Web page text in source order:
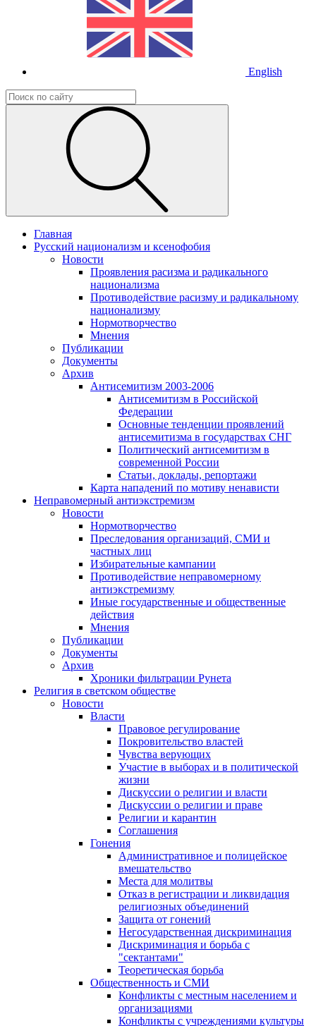
English
Главная
Русский национализм и ксенофобия
Новости
Проявления расизма и радикального
национализма
Противодействие расизму и радикальному
национализму
Нормотворчество
Мнения
Публикации
Документы
Архив
Антисемитизм 2003-2006
Антисемитизм в Российской
Федерации
Основные тенденции проявлений
антисемитизма в государствах СНГ
Политический антисемитизм в
современной России
Статьи, доклады, репортажи
Карта нападений по мотиву ненависти
Неправомерный антиэкстремизм
Новости
Нормотворчество
Преследования организаций, СМИ и
частных лиц
Избирательные кампании
Противодействие неправомерному
антиэкстремизму
Иные государственные и общественные
действия
Мнения
Публикации
Документы
Архив
Хроники фильтрации Рунета
Религия в светском обществе
Новости
Власти
Правовое регулирование
Покровительство властей
Чувства верующих
Участие в выборах и в политической
жизни
Дискуссии о религии и власти
Дискуссии о религии и праве
Религии и карантин
Соглашения
Гонения
Административное и полицейское
вмешательство
Места для молитвы
Отказ в регистрации и ликвидация
религиозных объединений
Защита от гонений
Негосударственная дискриминация
Дискриминация и борьба с
"сектантами"
Теоретическая борьба
Общественность и СМИ
Конфликты с местным населением и
организациями
Конфликты с учреждениями культуры